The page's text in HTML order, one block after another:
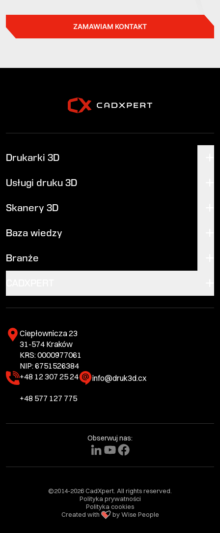
ZAMAWIAM KONTAKT
Drukarki 3D
Usługi druku 3D
Skanery 3D
Baza wiedzy
Branże
Ciepłownicza 23
31-574 Kraków
KRS: 0000977061
NIP: 6751526384
+48 12 307 25 24
+48 577 127 775
info@druk3d.cx
Obserwuj nas:
©2014-2026 CadXpert. All rights reserved.
Polityka prywatności
Polityka cookies
Created with
by Wise People